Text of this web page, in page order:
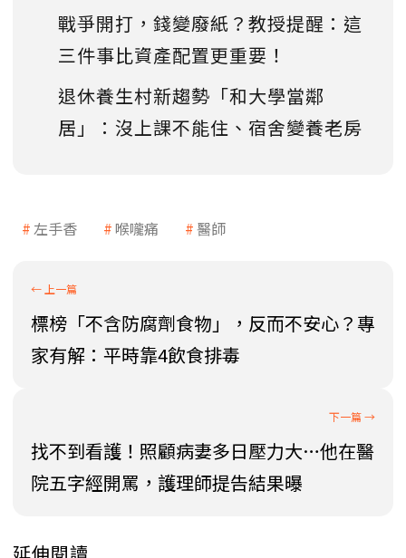
戰爭開打，錢變廢紙？教授提醒：這
三件事比資產配置更重要！
退休養生村新趨勢「和大學當鄰
居」：沒上課不能住、宿舍變養老房
左手香 喉嚨痛 醫師
標榜「不含防腐劑食物」，反而不安心？專
家有解：平時靠4飲食排毒
找不到看護！照顧病妻多日壓力大…他在醫
院五字經開罵，護理師提告結果曝